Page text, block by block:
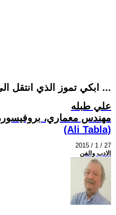
ابكي تموز الذي انتقل الى الظلمات ...
علي طبله
مهندس معماري،
(Ali Tabla)
2015 / 1 / 27
الادب والفن